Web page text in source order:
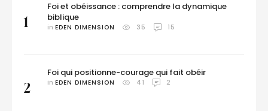
1
Foi et obéissance : comprendre la dynamique
biblique
in EDEN DIMENSION 35 15
2
Foi qui positionne-courage qui fait obéir
in EDEN DIMENSION 41 2